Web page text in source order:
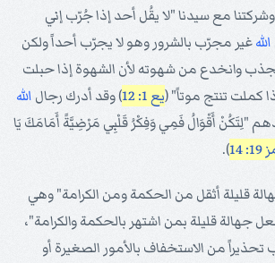
وشركتنا مع سيدنا "لا يقُل أحد إذا جُرّب إني
اللهغير مجرّب بالشرور وهو لا يجرّب أحداً ولكن
وانخدع من شهوته لأن الشهوة إذا حبلت
كملت تنتج موتاً" (يع 1: 12 ) وقد أدرك رجال الله
"لِتَكُنْ أَقْوَالُ فَمِي وَفِكْرُ قَلْبِي مَرْضِيَّةً أَمَامَكَ يَا
14
).
قليلة أثقل من الحكمة ومن الكرامة" وهي
جهالة قليلة بمن اشتهر بالحكمة والكرامة"،
تحذيراً من الاستخفاف بالأمور الصغيرة أو